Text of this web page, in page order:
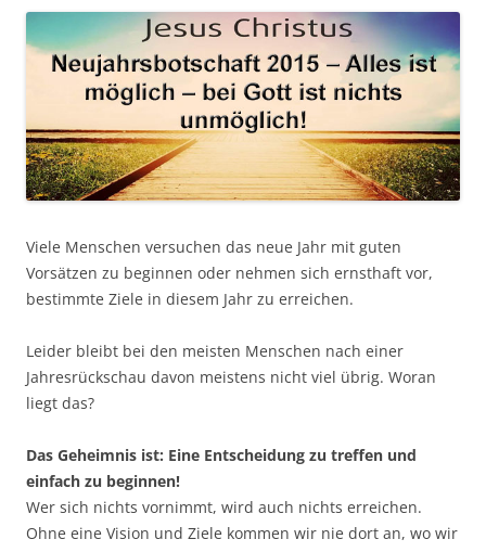
Viele Menschen versuchen das neue Jahr mit guten
Vorsätzen zu beginnen oder nehmen sich ernsthaft vor,
bestimmte Ziele in diesem Jahr zu erreichen.
Leider bleibt bei den meisten Menschen nach einer
Jahresrückschau davon meistens nicht viel übrig. Woran
liegt das?
Das Geheimnis ist: Eine Entscheidung zu treffen und
einfach zu beginnen!
Wer sich nichts vornimmt, wird auch nichts erreichen.
Ohne eine Vision und Ziele kommen wir nie dort an, wo wir